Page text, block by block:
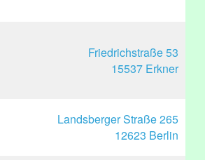
Friedrichstraße 53
15537 Erkner
Landsberger Straße 265
12623 Berlin